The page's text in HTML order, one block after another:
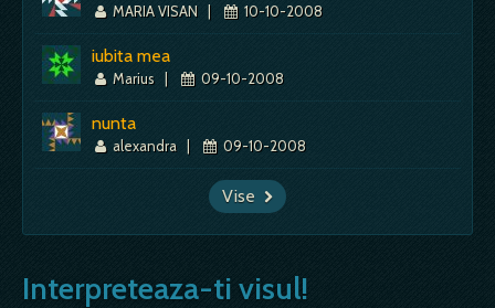
MARIA VISAN | 10-10-2008
iubita mea
Marius | 09-10-2008
nunta
alexandra | 09-10-2008
Vise
Interpreteaza-ti visul!